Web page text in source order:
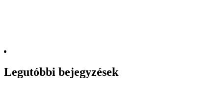
Legutóbbi bejegyzések